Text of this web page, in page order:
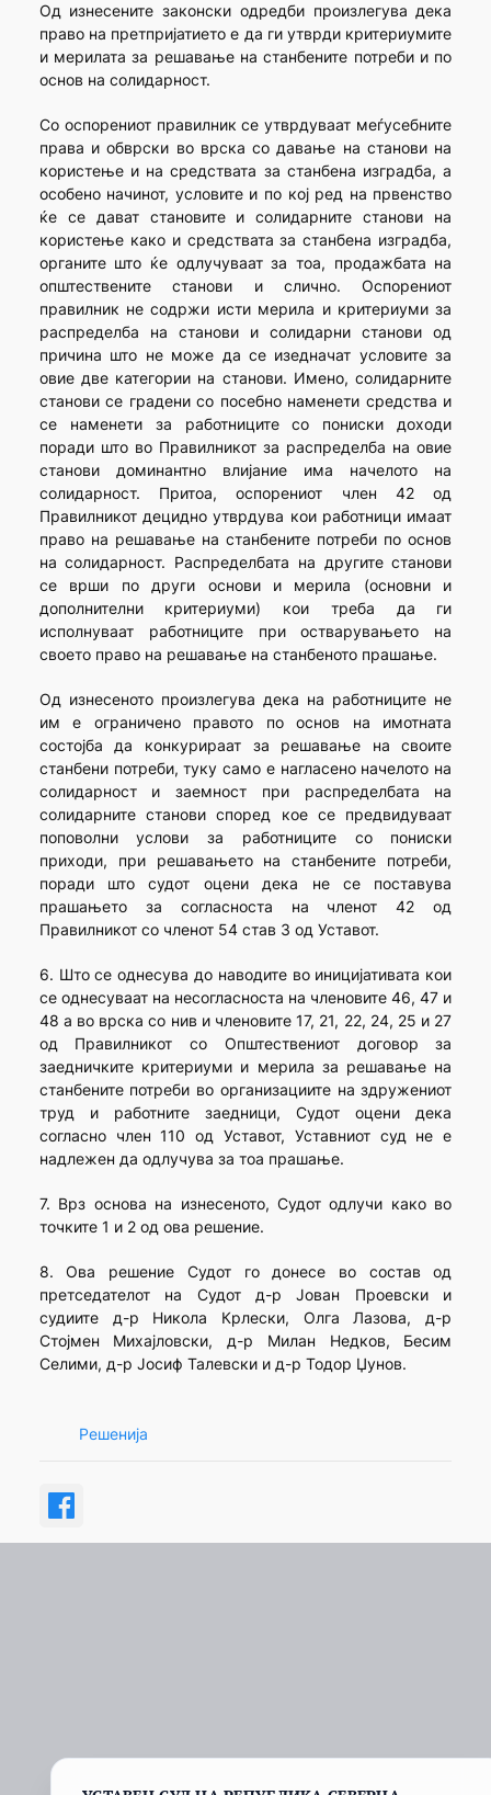
Од изнесените законски одредби произлегува дека
право на претпријатието е да ги утврди критериумите
и мерилата за решавање на станбените потреби и по
основ на солидарност.
Со оспорениот правилник се утврдуваат меѓусебните
права и обврски во врска со давање на станови на
користење и на средствата за станбена изградба, а
особено начинот, условите и по кој ред на првенство
ќе се дават становите и солидарните станови на
користење како и средствата за станбена изградба,
органите што ќе одлучуваат за тоа, продажбата на
општествените станови и слично. Оспорениот
правилник не содржи исти мерила и критериуми за
распределба на станови и солидарни станови од
причина што не може да се изедначат условите за
овие две категории на станови. Имено, солидарните
станови се градени со посебно наменети средства и
се наменети за работниците со пониски доходи
поради што во Правилникот за распределба на овие
станови доминантно влијание има начелото на
солидарност. Притоа, оспорениот член 42 од
Правилникот децидно утврдува кои работници имаат
право на решавање на станбените потреби по основ
на солидарност. Распределбата на другите станови
се врши по други основи и мерила (основни и
дополнителни критериуми) кои треба да ги
исполнуваат работниците при остварувањето на
своето право на решавање на станбеното прашање.
Од изнесеното произлегува дека на работниците не
им е ограничено правото по основ на имотната
состојба да конкурираат за решавање на своите
станбени потреби, туку само е нагласено начелото на
солидарност и заемност при распределбата на
солидарните станови според кое се предвидуваат
поповолни услови за работниците со пониски
приходи, при решавањето на станбените потреби,
поради што судот оцени дека не се поставува
прашањето за согласноста на членот 42 од
Правилникот со членот 54 став 3 од Уставот.
6. Што се однесува до наводите во иницијативата кои
се однесуваат на несогласноста на членовите 46, 47 и
48 а во врска со нив и членовите 17, 21, 22, 24, 25 и 27
од Правилникот со Општествениот договор за
заедничките критериуми и мерила за решавање на
станбените потреби во организациите на здружениот
труд и работните заедници, Судот оцени дека
согласно член 110 од Уставот, Уставниот суд не е
надлежен да одлучува за тоа прашање.
7. Врз основа на изнесеното, Судот одлучи како во
точките 1 и 2 од ова решение.
8. Ова решение Судот го донесе во состав од
претседателот на Судот д-р Јован Проевски и
судиите д-р Никола Крлески, Олга Лазова, д-р
Стојмен Михајловски, д-р Милан Недков, Бесим
Селими, д-р Јосиф Талевски и д-р Тодор Џунов.
Решенија